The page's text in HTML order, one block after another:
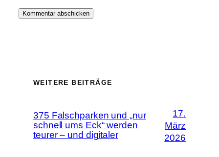
WEITERE BEITRÄGE
375 Falschparken und „nur
schnell ums Eck“ werden
teurer – und digitaler
17.
März
2026